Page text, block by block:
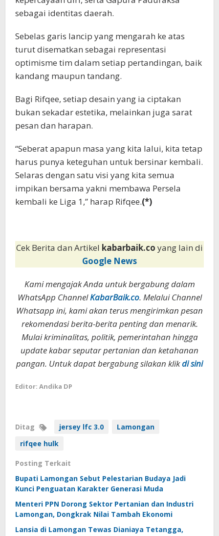
sebagai identitas daerah.
Sebelas garis lancip yang mengarah ke atas
turut disematkan sebagai representasi
optimisme tim dalam setiap pertandingan, baik
kandang maupun tandang.
Bagi Rifqee, setiap desain yang ia ciptakan
bukan sekadar estetika, melainkan juga sarat
pesan dan harapan.
“Seberat apapun masa yang kita lalui, kita tetap
harus punya keteguhan untuk bersinar kembali.
Selaras dengan satu visi yang kita semua
impikan bersama yakni membawa Persela
kembali ke Liga 1,” harap Rifqee.(*)
Cek Berita dan Artikel kabarbaik.co yang lain di
Google News
Kami mengajak Anda untuk bergabung dalam
WhatsApp ChannelKabarBaik.co. Melalui Channel
Whatsapp ini, kami akan terus mengirimkan pesan
rekomendasi berita-berita penting dan menarik.
Mulai kriminalitas, politik, pemerintahan hingga
update kabar seputar pertanian dan ketahanan
pangan. Untuk dapat bergabung silakan klikdi sini
Editor: Andika DP
Ditag jersey lfc 3.0
Lamongan
rifqee hulk
Posting Terkait
Bupati Lamongan Sebut Pelestarian Budaya Jadi
Kunci Penguatan Karakter Generasi Muda
Menteri PPN Dorong Sektor Pertanian dan Industri
Lamongan, Dongkrak Nilai Tambah Ekonomi
Lansia di Lamongan Tewas Dianiaya Tetangga,